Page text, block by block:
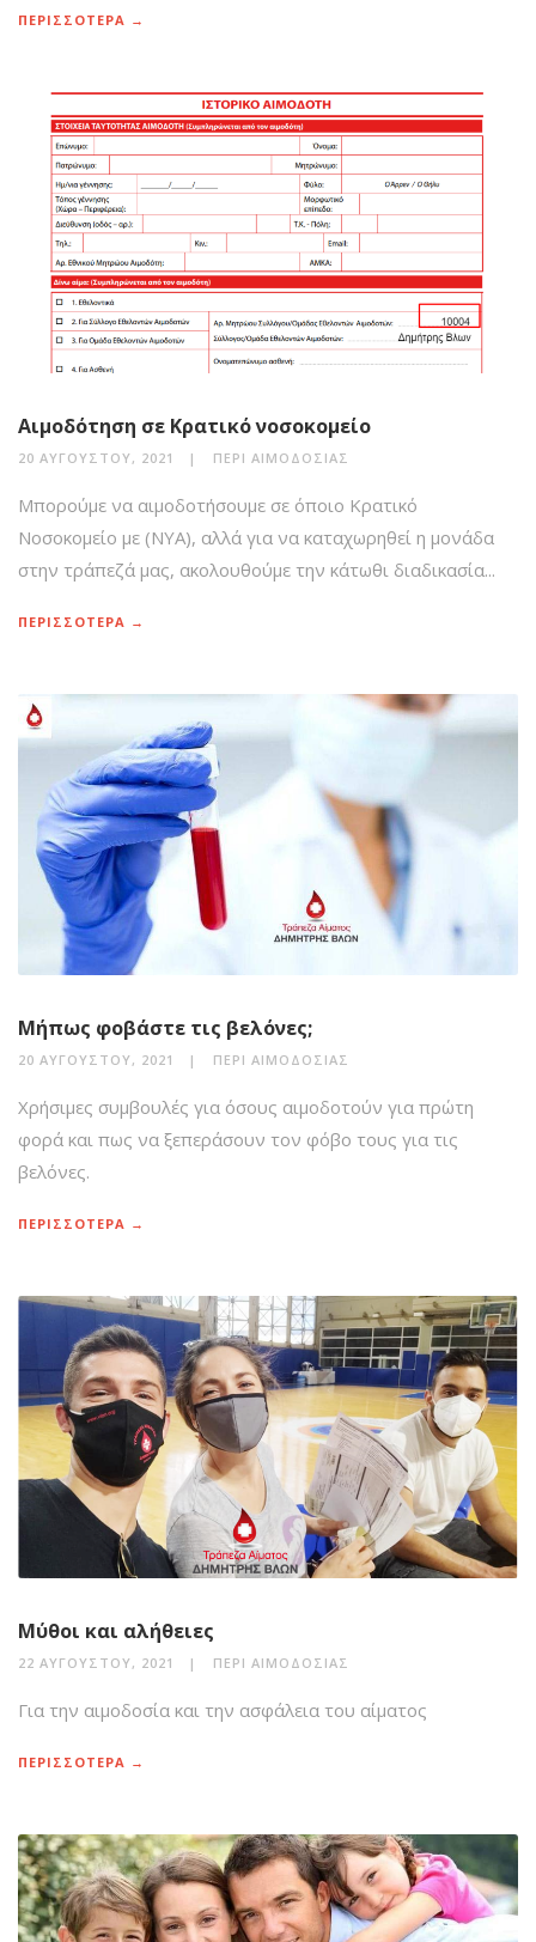
ΠΕΡΙΣΣΟΤΕΡΑ →
Αιμοδότηση σε Κρατικό νοσοκομείο
20 ΑΥΓΟΎΣΤΟΥ, 2021 ΠΕΡΊ ΑΙΜΟΔΟΣΊΑΣ
Μπορούμε να αιμοδοτήσουμε σε όποιο Κρατικό
Νοσοκομείο με (ΝΥΑ), αλλά για να καταχωρηθεί η μονάδα
στην τράπεζά μας, ακολουθούμε την κάτωθι διαδικασία...
ΠΕΡΙΣΣΟΤΕΡΑ →
Μήπως φοβάστε τις βελόνες;
20 ΑΥΓΟΎΣΤΟΥ, 2021 ΠΕΡΊ ΑΙΜΟΔΟΣΊΑΣ
Χρήσιμες συμβουλές για όσους αιμοδοτούν για πρώτη
φορά και πως να ξεπεράσουν τον φόβο τους για τις
βελόνες.
ΠΕΡΙΣΣΟΤΕΡΑ →
Μύθοι και αλήθειες
22 ΑΥΓΟΎΣΤΟΥ, 2021 ΠΕΡΊ ΑΙΜΟΔΟΣΊΑΣ
Για την αιμοδοσία και την ασφάλεια του αίματος
ΠΕΡΙΣΣΟΤΕΡΑ →